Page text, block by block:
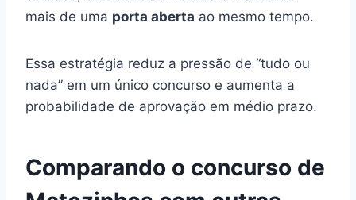
mais de uma porta aberta ao mesmo tempo.
Essa estratégia reduz a pressão de “tudo ou
nada” em um único concurso e aumenta a
probabilidade de aprovação em médio prazo.
Comparando o concurso de